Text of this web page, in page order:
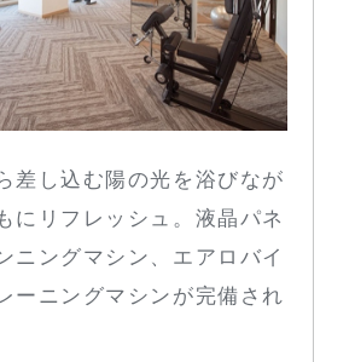
差し込む陽の光を浴びなが
にリフレッシュ。液晶パネ
ニングマシン、エアロバイ
ーニングマシンが完備され